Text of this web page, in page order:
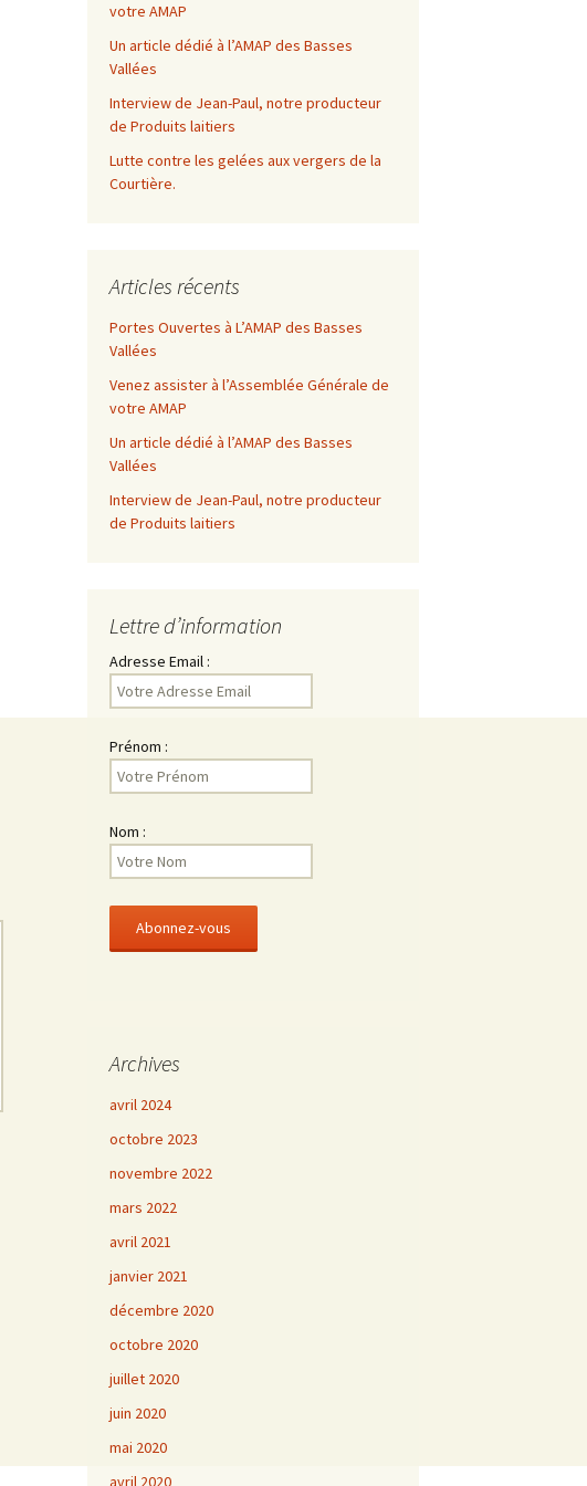
votre AMAP
Un article dédié à l’AMAP des Basses
Vallées
Interview de Jean-Paul, notre producteur
de Produits laitiers
Lutte contre les gelées aux vergers de la
Courtière.
Articles récents
Portes Ouvertes à L’AMAP des Basses
Vallées
Venez assister à l’Assemblée Générale de
votre AMAP
Un article dédié à l’AMAP des Basses
Vallées
Interview de Jean-Paul, notre producteur
de Produits laitiers
Lettre d’information
Adresse Email :
Prénom :
Nom :
Archives
avril 2024
octobre 2023
novembre 2022
mars 2022
avril 2021
janvier 2021
décembre 2020
octobre 2020
juillet 2020
juin 2020
mai 2020
avril 2020